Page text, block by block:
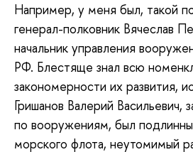
Например, у меня был, такой
генерал-полковник Вячеслав
начальник управления
РФ. Блестяще знал всю
закономерности их развития,
Гришанов Валерий Васильевич,
по вооружениям, был
морского флота, неутомимый